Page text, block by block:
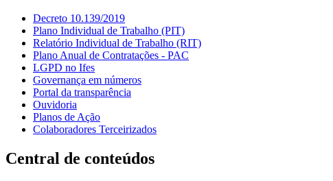
Decreto 10.139/2019
Plano Individual de Trabalho (PIT)
Relatório Individual de Trabalho (RIT)
Plano Anual de Contratações - PAC
LGPD no Ifes
Governança em números
Portal da transparência
Ouvidoria
Planos de Ação
Colaboradores Terceirizados
Central de conteúdos